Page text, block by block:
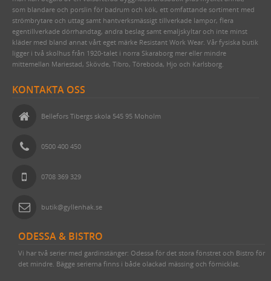
FÖRNICKLAD MÄSSINGSSKRUV
FÖRNICKLAD STÅLSKRUV
TJÄRA, DREV OCH YLLESNÖREN
TJÄRPRODUKTER
LINDREV
TJÄRDREV
DELIKATESSLÅDOR
FRÅN HAVET
EMALJSKYLTAR, SIFFROR, BOKSTÄVER
EGNA EMALJSKYLTAR I VITT/SVART
EGNA SKYLTAR I EMALJ & MÄSSING
SIFFROR OCH BOKSTÄVER I MÄSSING
BLÅA MED VIT TEXT
GJUTNA SKYLTAR MÄSSING & NICKEL
SKYLTAR MED SYMBOLER
VERKTYG & YXOR
YXOR & BILOR
SPEEDHEATER (FÄRGBORTTAGNING)
SPECIALVERKTYG
BRYNEN
ÖVRIGT
WEBBUTIK
VÄGBESKRIVNING
KONTAKTA OSS
SÅ HÄR HANDLAR DU
som blandare och porslin för badrum och kök, ett omfattande sortiment med
strömbrytare och uttag samt hantverksmässigt tillverkade lampor, flera
egentillverkade dörrhandtag, andra beslag samt emaljskyltar och inte minst
kläder med bland annat vårt eget märke Resistant Work Wear. Vår fysiska butik
ligger i två skolhus från 1920-talet i norra Skaraborg mer eller mindre
mittemellan Mariestad, Skövde, Tibro, Töreboda, Hjo och Karlsborg.
KONTAKTA OSS
Bellefors Tibergs skola 545 95 Moholm
0500 400 450
0708 369 329
butik@gyllenhak.se
ODESSA & BISTRO
Vi har två serier med gardinstänger: Odessa för det stora fönstret och Bistro för
det mindre. Bägge serierna finns i både olackad mässing och förnicklat.